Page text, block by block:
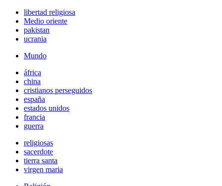
libertad religiosa
Medio oriente
pakistan
ucrania
Mundo
áfrica
china
cristianos perseguidos
españa
estados unidos
francia
guerra
religiosas
sacerdote
tierra santa
virgen maria